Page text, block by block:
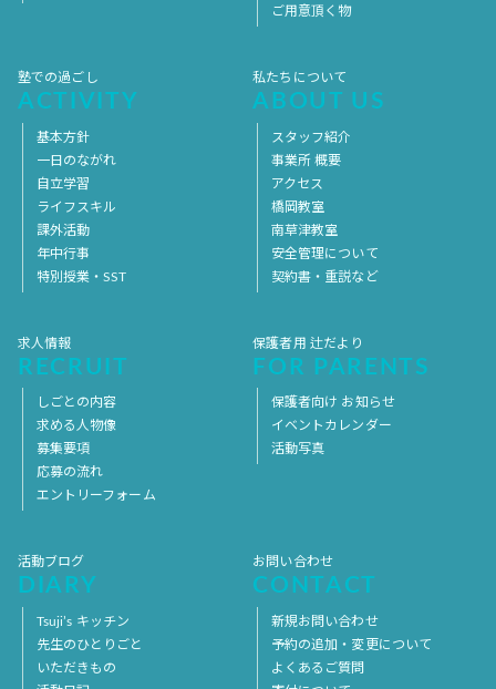
ご用意頂く物
塾での過ごし
ACTIVITY
基本方針
一日のながれ
自立学習
ライフスキル
課外活動
年中行事
特別授業・SST
私たちについて
ABOUT US
スタッフ紹介
事業所 概要
アクセス
橋岡教室
南草津教室
安全管理について
契約書・重説など
求人情報
RECRUIT
しごとの内容
求める人物像
募集要項
応募の流れ
エントリーフォーム
保護者用 辻だより
FOR PARENTS
保護者向け お知らせ
イベントカレンダー
活動写真
活動ブログ
DIARY
Tsuji’s キッチン
先生のひとりごと
いただきもの
お問い合わせ
CONTACT
新規お問い合わせ
予約の追加・変更について
よくあるご質問